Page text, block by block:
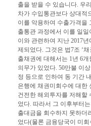
출을 받을 수 있습니다. 우
차가 수입통관보다 상대적
이를 악용하여 수출가격을
출통관 과정에서 이를 일
이와 관련하여 지난 2017
제되었다. 그것은 법7조 ‘
출채권에 대해서는 1년 6
의무가 있었다. 50만불 이
정 등으로 인하여 동 기간
은행에 채권미회수에 대한
건전한 해외투자를 저해할
었다. 따라서 그 이후부터
출대금을 회수하지 못하더
었다(물론 금융당국이 미